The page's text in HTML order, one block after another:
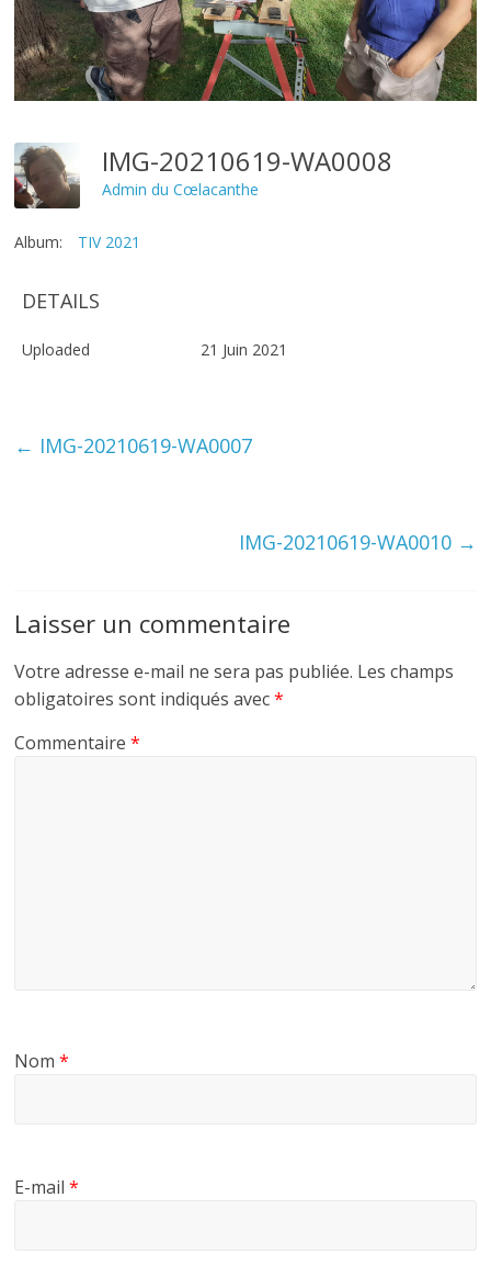
IMG-20210619-WA0008
Admin du Cœlacanthe
Album: TIV 2021
DETAILS
Uploaded 21 Juin 2021
← IMG-20210619-WA0007
IMG-20210619-WA0010 →
Laisser un commentaire
Votre adresse e-mail ne sera pas publiée. Les champs
obligatoires sont indiqués avec*
Commentaire*
Nom*
E-mail*